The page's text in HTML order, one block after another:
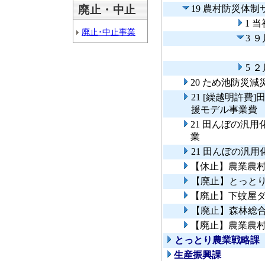
廃止・中止
廃止･中止事業
19 農村防災体制
1 当
3 ９
5 ２
20 ため池防災減
21 [繰越明許費]
援モデル事業費
21 田んぼの汎用
業
21 田んぼの汎用
【休止】農業農
【廃止】とっと
【廃止】下蚊屋
【廃止】森林総
【廃止】農業農
とっとり農業戦略課
生産振興課